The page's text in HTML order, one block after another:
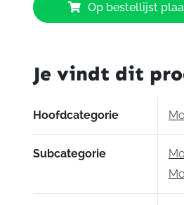
Shield
aantal
Op bestellijst
Je vindt dit
Hoofdcategorie
Subcategorie